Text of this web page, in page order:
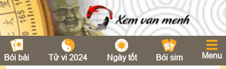
Bói bài Tử vi 2024 Ngày tốt Bói sim Menu